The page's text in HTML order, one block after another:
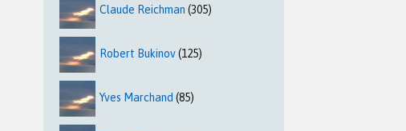
Claude Reichman (305)
Robert Bukinov(125)
Yves Marchand (85)